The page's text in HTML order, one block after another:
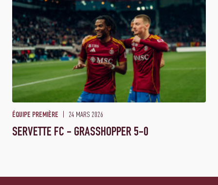
ÉQUIPE PREMIÈRE 24 MARS 2026
SERVETTE FC - GRASSHOPPER 5-0